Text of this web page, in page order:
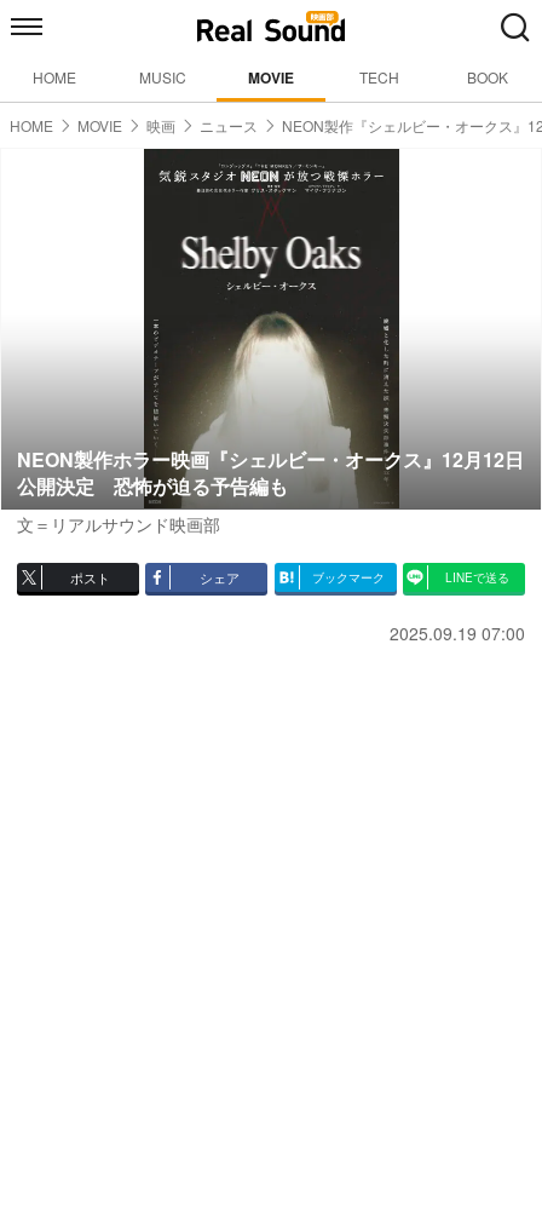
HOME MUSIC MOVIE TECH BOOK
HOME MOVIE 映画 ニュース NEON製作『シェルビー・オークス』
NEON製作ホラー映画『シェルビー・オークス』12月12日
公開決定 恐怖が迫る予告編も
文＝リアルサウンド映画部
ポスト シェア ブックマーク LINEで送る
2025.09.19 07:00